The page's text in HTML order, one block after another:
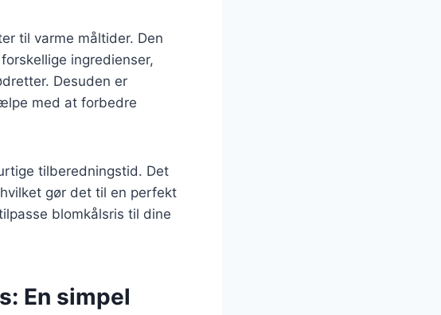
til varme måltider. Den
ingredienser,
Desuden er
med at forbedre
tilberedningstid. Det
gør det til en perfekt
blomkålsris til dine
En simpel